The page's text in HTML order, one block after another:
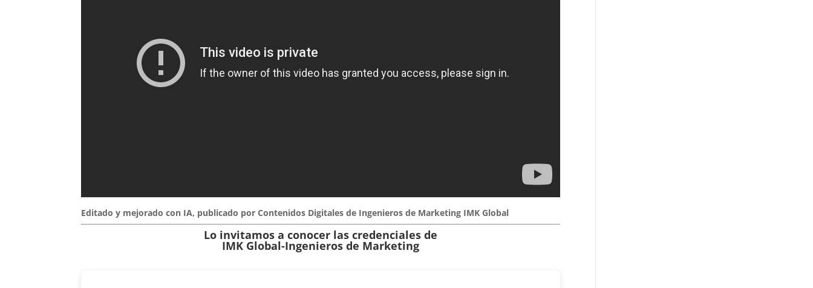
Editado y mejorado con IA, publicado por Contenidos Digitales de Ingenieros de Marketing IMK Global
Lo invitamos a conocer las credenciales de
IMK Global-Ingenieros de Marketing